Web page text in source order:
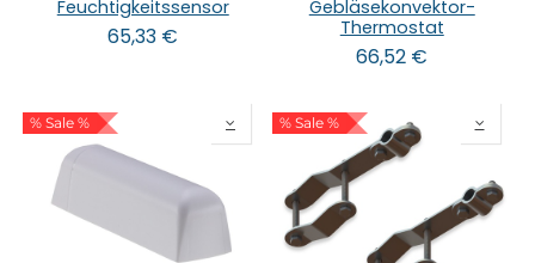
Feuchtigkeitssensor
65,33 €
Gebläsekonvektor-
Thermostat
66,52 €
% Sale % % Sale %